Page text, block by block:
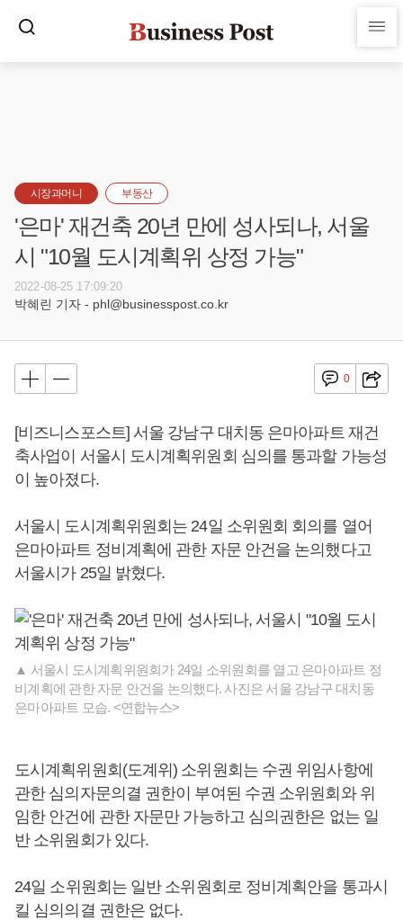
시장과머니 부동산
'은마' 재건축 20년 만에 성사되나, 서울
시 "10월 도시계획위 상정 가능"
2022-08-25 17:09:20
박혜린 기자 - phl@businesspost.co.kr
0
[비즈니스포스트] 서울 강남구 대치동 은마아파트 재건
축사업이 서울시 도시계획위원회 심의를 통과할 가능성
이 높아졌다.
서울시 도시계획위원회는 24일 소위원회 회의를 열어
은마아파트 정비계획에 관한 자문 안건을 논의했다고
서울시가 25일 밝혔다.
▲ 서울시 도시계획위원회가 24일 소위원회를 열고 은마아파트 정
비계획에 관한 자문 안건을 논의했다. 사진은 서울 강남구 대치동
은마아파트 모습. <연합뉴스>
도시계획위원회(도계위) 소위원회는 수권 위임사항에
관한 심의자문의결 권한이 부여된 수권 소위원회와 위
임한 안건에 관한 자문만 가능하고 심의권한은 없는 일
반 소위원회가 있다.
24일 소위원회는 일반 소위원회로 정비계획안을 통과시
킬 심의의결 권한은 없다.